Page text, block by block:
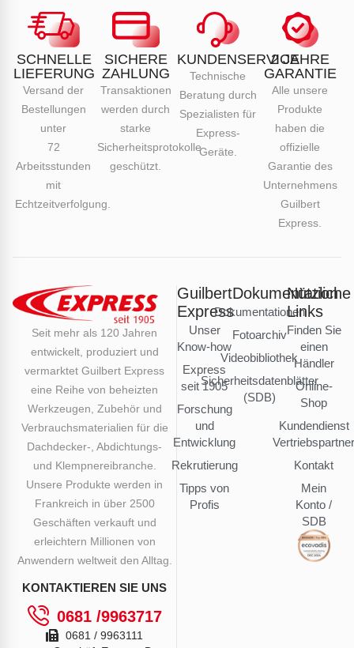
SCHNELLE
LIEFERUNG
Versand der
Bestellungen
unter
72
Arbeitsstunden
mit
Echtzeitverfolgung.
SICHERE
ZAHLUNG
Transaktionen
werden durch
starke
Sicherheitsprotokolle
geschützt.
KUNDENSERVICE
Technische
Beratung durch
Spezialisten für
Express-
Geräte.
2 JAHRE
GARANTIE
Alle unsere
Produkte
haben die
offizielle
Garantie des
Unternehmens
Guilbert
Express.
Seit mehr als 120 Jahren
entwickelt, produziert und
vermarktet Guilbert Express
eine Reihe von beheizten
Werkzeugen, Zubehör und
Verbrauchsmaterialien für die
Dachdecker-, Abdichtungs-
und Klempnereibranche.
Unsere Produkte werden in
Frankreich in über 2500
Geschäften verkauft und
erleichtern Millionen von
Anwendern weltweit den Alltag.
KONTAKTIEREN SIE UNS
0681 /9963717
0681 / 9963111
Guilbert
Express
Unser
Know-how
Express
seit 1905
Forschung
und
Entwicklung
Rekrutierung
Tipps von
Profis
Dokumentation
Dokumentationen
Fotoarchiv
Videobibliothek
Sicherheitsdatenblätter
(SDB)
Nützliche
Links
Finden Sie
einen
Händler
Online-
Shop
Kundendienst
Kontakt
Mein
Konto /
SDB